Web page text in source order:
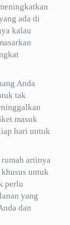
ada di
kalau
Anda
tak
masuk
hari untuk
artinya
untuk
perlu
yang
dan